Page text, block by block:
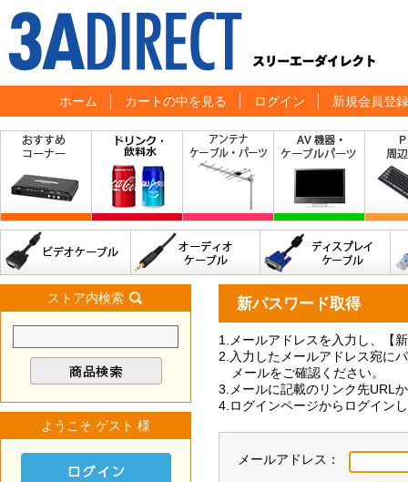
ホーム カートの中を見る ログイン 新規会員登録
新パスワード取得
1.メールアドレスを入力し、【
2.入力したメールアドレス宛に
メールをご確認ください。
3.メールに記載のリンク先URL
4.ログインページからログイン
メールアドレス：
ストア内検索
ようこそ ゲスト 様